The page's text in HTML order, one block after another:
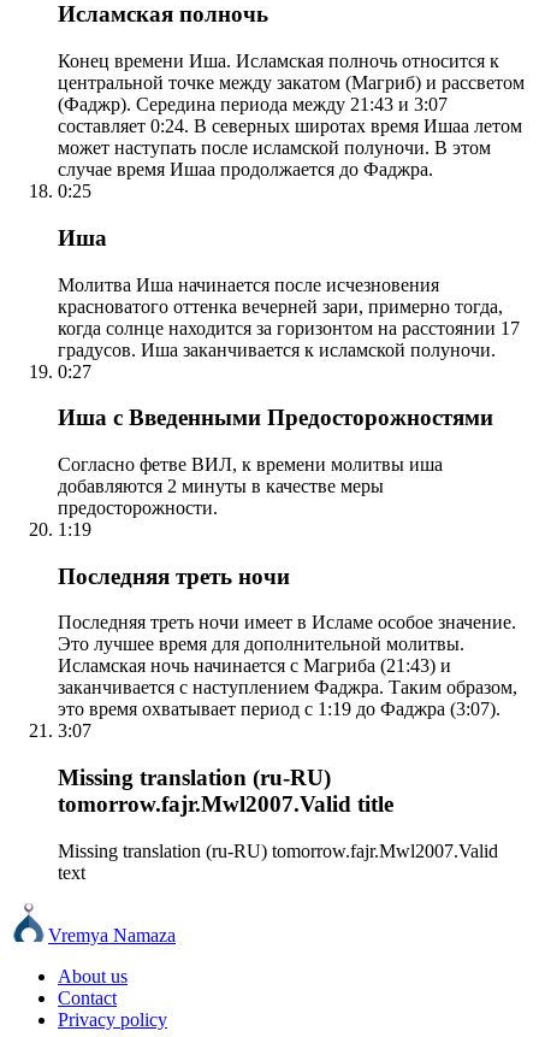
Исламская полночь
Конец времени Иша. Исламская полночь относится к
центральной точке между закатом (Магриб) и рассветом
(Фаджр). Середина периода между 21:43 и 3:07
составляет 0:24. В северных широтах время Ишаа летом
может наступать после исламской полуночи. В этом
случае время Ишаа продолжается до Фаджра.
0:25
Иша
Молитва Иша начинается после исчезновения
красноватого оттенка вечерней зари, примерно тогда,
когда солнце находится за горизонтом на расстоянии 17
градусов. Иша заканчивается к исламской полуночи.
0:27
Иша с Введенными Предосторожностями
Согласно фетве ВИЛ, к времени молитвы иша
добавляются 2 минуты в качестве меры
предосторожности.
1:19
Последняя треть ночи
Последняя треть ночи имеет в Исламе особое значение.
Это лучшее время для дополнительной молитвы.
Исламская ночь начинается с Магриба (21:43) и
заканчивается с наступлением Фаджра. Таким образом,
это время охватывает период с 1:19 до Фаджра (3:07).
3:07
Missing translation (ru-RU)
tomorrow.fajr.Mwl2007.Valid title
Missing translation (ru-RU) tomorrow.fajr.Mwl2007.Valid
text
Vremya Namaza
About us
Contact
Privacy policy